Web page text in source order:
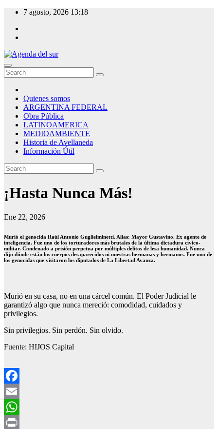
Skip
content
7 agosto, 2026 13:18
Agenda del sur
Quienes somos
ARGENTINA FEDERAL
Obra Pública
LATINOAMERICA
MEDIOAMBIENTE
Historia de Avellaneda
Información Útil
¡Hasta Nunca Más!
Ene 22, 2026
Murió el genocida Raúl Antonio Guglielminetti. Alias: Mayor Gustavino. Ex agente de
inteligencia. Fue uno de los torturadores más brutales de la última dictadura cívico-
militar. Condenado a prisión perpetua por múltiples delitos de lesa humanidad. Nunca
dijo dónde están los cuerpos desaparecidos ni nuestras hermanas y hermanos. Fue uno de
los genocidas que visitaron los diputados de La Libertad Avanza.
Murió en su casa, no en una cárcel común. El Poder Judicial le
garantizó algo que nunca mereció: comodidad, cuidados y
privilegios.
Sin privilegios. Sin perdón. Sin olvido.
Fuente: HIJOS Capital
Facebook
Email
WhatsApp